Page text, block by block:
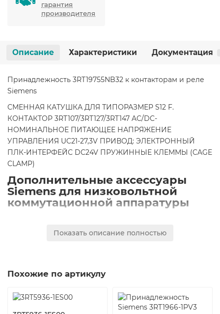
гарантия
производителя
Описание Характеристики Документация
Принадлежность 3RT19755NB32 к контакторам и реле
Siemens
СМЕННАЯ КАТУШКА ДЛЯ ТИПОРАЗМЕР S12 F.
КОНТАКТОР 3RT107/3RT127/3RT147 AC/DC-
НОМИНАЛЬНОЕ ПИТАЮЩЕЕ НАПРЯЖЕНИЕ
УПРАВЛЕНИЯ UC21-27,3V ПРИВОД: ЭЛЕКТРОННЫЙ
ПЛК-ИНТЕРФЕЙС DC24V ПРУЖИННЫЕ КЛЕММЫ (CAGE
CLAMP)
Дополнительные аксессуары
Siemens для низковольтной
коммутационной аппаратуры
вспомогательных контакторов Сименс находят
Показать описание полностью
Похожие по артикулу